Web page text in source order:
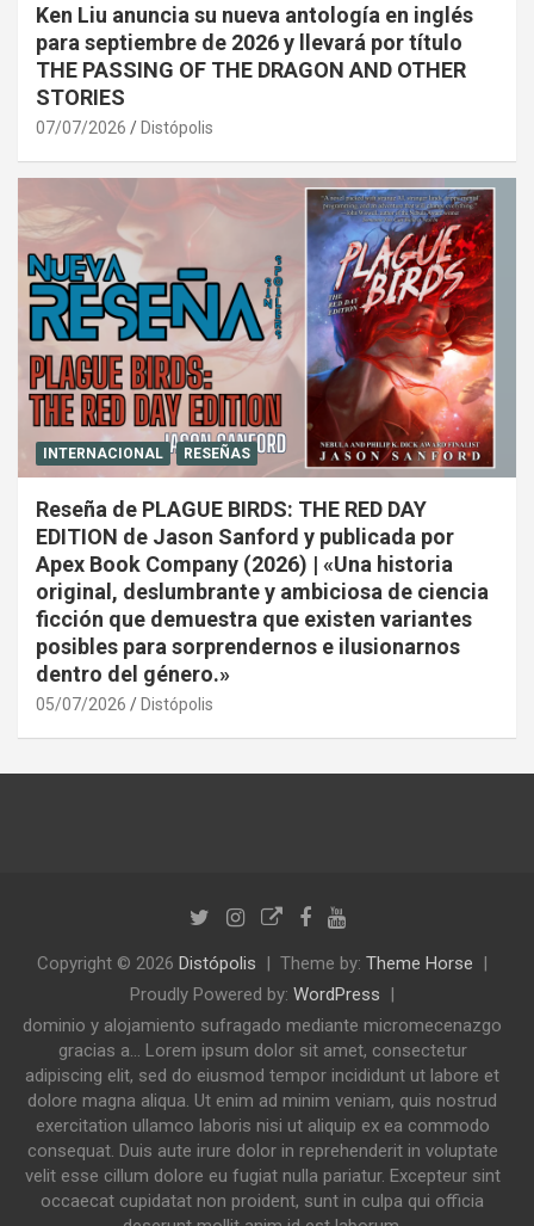
Ken Liu anuncia su nueva antología en inglés
para septiembre de 2026 y llevará por título
THE PASSING OF THE DRAGON AND OTHER
STORIES
07/07/2026 Distópolis
INTERNACIONAL RESEÑAS
Reseña de PLAGUE BIRDS: THE RED DAY
EDITION de Jason Sanford y publicada por
Apex Book Company (2026) | «Una historia
original, deslumbrante y ambiciosa de ciencia
ficción que demuestra que existen variantes
posibles para sorprendernos e ilusionarnos
dentro del género.»
05/07/2026 Distópolis
Copyright © 2026 Distópolis Theme by: Theme Horse
Proudly Powered by: WordPress
dominio y alojamiento sufragado mediante micromecenazgo
gracias a... Lorem ipsum dolor sit amet, consectetur
adipiscing elit, sed do eiusmod tempor incididunt ut labore et
dolore magna aliqua. Ut enim ad minim veniam, quis nostrud
exercitation ullamco laboris nisi ut aliquip ex ea commodo
consequat. Duis aute irure dolor in reprehenderit in voluptate
velit esse cillum dolore eu fugiat nulla pariatur. Excepteur sint
occaecat cupidatat non proident, sunt in culpa qui officia